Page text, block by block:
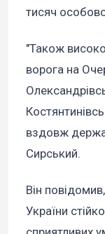
тисяч
"Також
ворога на
вздовж
Сирський.
Він
України